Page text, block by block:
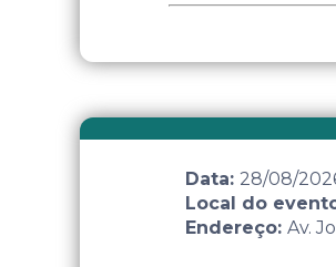
Data: 28/08/
Local do
Endereço: Av.